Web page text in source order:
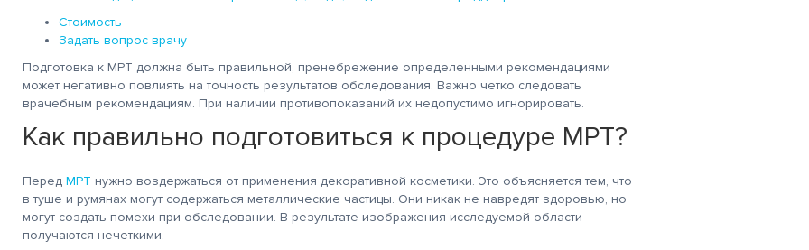
Стоимость
Задать вопрос врачу
Подготовка к МРТ должна быть правильной, пренебрежение определенными рекомендациями
может негативно повлиять на точность результатов обследования. Важно четко следовать
врачебным рекомендациям. При наличии противопоказаний их недопустимо игнорировать.
Как правильно подготовиться к процедуре МРТ?
Перед МРТ нужно воздержаться от применения декоративной косметики. Это объясняется тем, что
в туше и румянах могут содержаться металлические частицы. Они никак не навредят здоровью, но
могут создать помехи при обследовании. В результате изображения исследуемой области
получаются нечеткими.